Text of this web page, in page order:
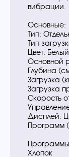
вибрации.
Основные:
Тип:
Тип
Цвет: Белый
Основной
Глубина
Загрузка
Загрузка
Скорость
Дисплей:
Программ
Хлопок